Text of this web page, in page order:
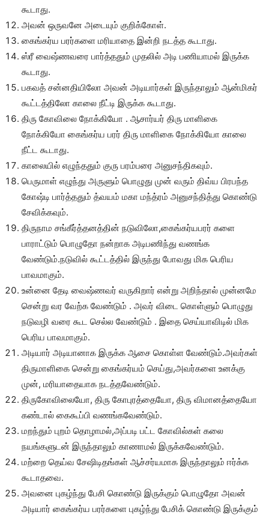
கூடாது.
அவன் ஒருவனே அடையும் குறிக்கோள்.
கைங்கர்ய பரர்களை மரியாதை இன்றி நடத்த கூடாது.
ஸ்ரீ வைஷ்ணவரை பார்த்ததும் முதலில் அடி பணியாமல் இருக்க
கூடாது.
பகவத் சன்னதியிலோ அவன் அடியார்கள் இருந்தாலும் ஆன்மிகர்
கூட்டத்திலோ காலை நீட்டி இருக்க கூடாது.
திரு கோவிலை நோக்கியோ . ஆசார்யர் திரு மாளிகை
நோக்கியோ கைங்கர்ய பரர் திரு மாளிகை நோக்கியோ காலை
நீட்ட கூடாது.
காலையில் எழுந்ததும் குரு பரம்பரை அனுசந்திகவும்.
பெருமாள் எழுந்து அருளும் பொழுது முன் வரும் திவ்ய பிரபந்த
கோஷ்டி பார்த்ததும் த்வயம் மகா மந்த்ரம் அனுசந்தித்து கொண்டு
சேவிக்கவும்.
திருநாம சங்கீர்த்தனத்தின் நடுவிலோ,கைங்கர்யபரர் களை
பாராட்டும் பொழுதோ நன்றாக அடிபணிந்து வணங்க
வேண்டும்.நடுவில் கூட்டத்தில் இருந்து போவது மிக பெரிய
பாவமாகும்.
உன்னை தேடி வைஷ்ணவர் வருகிறார் என்று அறிந்தால் முன்னமே
சென்று வர வேற்க வேண்டும் . அவர் விடை கொள்ளும் பொழுது
நடுவழி வரை கூட செல்ல வேண்டும் . இதை செய்யாவிடில் மிக
பெரிய பாவமாகும்.
அடியார் அடியானாக இருக்க ஆசை கொள்ள வேண்டும்.அவர்கள்
திருமாளிகை சென்று கைங்கர்யம் செய்து,அவர்களை உனக்கு
முன், மரியாதையாக நடத்தவேண்டும்.
திருகோவிலையோ, திரு கோபுரத்தையோ, திரு விமானத்தையோ
கண்டால் கைகூப்பி வணங்கவேண்டும்.
மறந்தும் புறம் தொழாமல்,அப்படி பட்ட கோவில்கள் கலை
நயங்களுடன் இருந்தாலும் காணாமல் இருக்கவேண்டும்.
மற்றை தெய்வ சேஷிடிதங்கள் ஆச்சர்யமாக இருந்தாலும் ஈர்க்க
கூடாதவை.
அவனை புகழ்ந்து பேசி கொண்டு இருக்கும் பொழுதோ அவன்
அடியார் கைங்கர்ய பரர்களை புகழ்ந்து பேசிக் கொண்டு இருக்கும்